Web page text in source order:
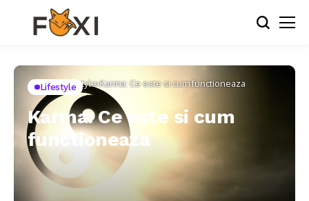
Home Lifestyle Karma: Ce este si cum functioneaza
Lifestyle
Karma: Ce este si cum
functioneaza